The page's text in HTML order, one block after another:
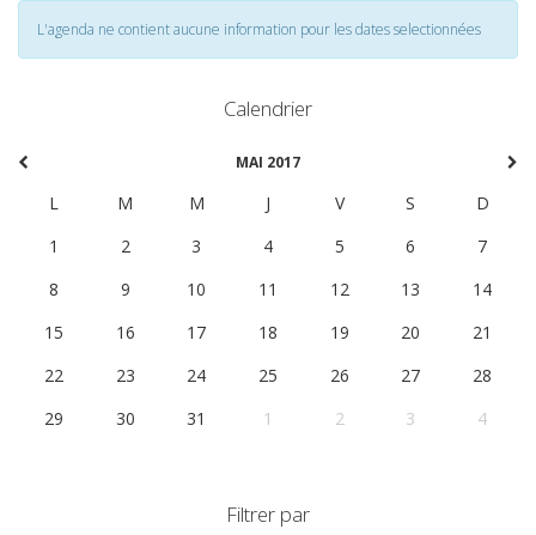
L'agenda ne contient aucune information pour les dates selectionnées
Calendrier
MAI 2017
L M M J V S
D
1
2 3 4 5 6
7
8
9 10 11 12 13
14
15
16 17 18 19 20
21
22
23 24 25 26 27
28
29
30 31 1 2 3 4
Filtrer par